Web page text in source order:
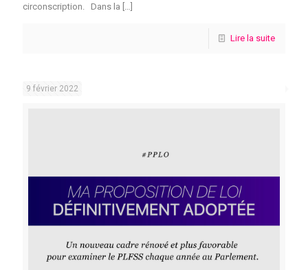
circonscription. Dans la […]
Lire la suite
9 février 2022